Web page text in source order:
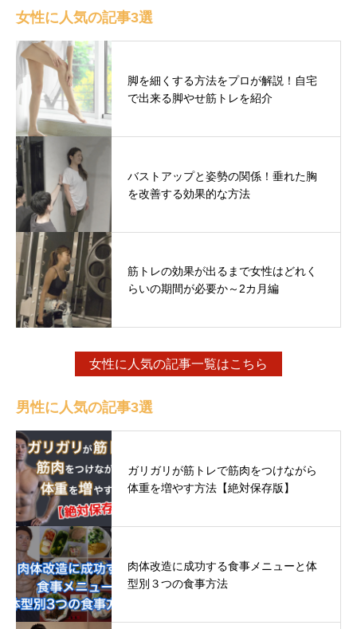
女性に人気の記事3選
脚を細くする方法をプロが解説！自宅
で出来る脚やせ筋トレを紹介
バストアップと姿勢の関係！垂れた胸
を改善する効果的な方法
筋トレの効果が出るまで女性はどれく
らいの期間が必要か～2カ月編
女性に人気の記事一覧はこちら
男性に人気の記事3選
ガリガリが筋トレで筋肉をつけながら
体重を増やす方法【絶対保存版】
肉体改造に成功する食事メニューと体
型別３つの食事方法